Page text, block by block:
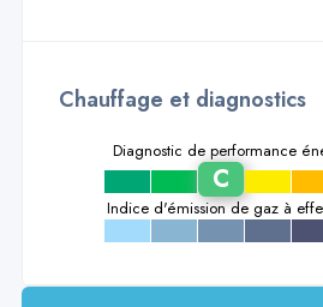
Chauffage et diagnostics
Diagnostic de performance
C
Indice d'émission de gaz à